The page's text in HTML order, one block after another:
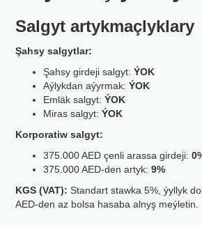
Salgyt artykmaçlyklary
Şahsy salgytlar:
Şahsy girdeji salgyt:ÝOK
Aýlykdan aýyrmak:ÝOK
Emläk salgyt:ÝOK
Miras salgyt:ÝOK
Korporatiw salgyt:
375.000 AED çenli arassa girdeji:
375.000 AED-den artyk:9%
KGS (VAT): Standart stawka 5%, ýyllyk
AED-den az bolsa hasaba alnyş meýletin.